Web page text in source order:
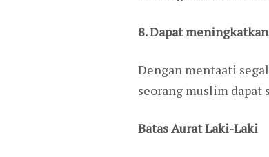
8. Dapat
Dengan mentaati
seorang muslim
Batas Aurat Laki-Laki